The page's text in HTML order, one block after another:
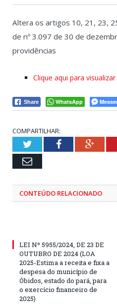
Altera os artigos 10, 21, 23,
de nº 3.097 de 30 de
providências
Clique aqui para visualizar
Share WhatsApp
COMPARTILHAR:
TwitterFacebook
Email
CONTEÚDO RELACIONADO
LEI Nº 5955/2024, DE 23 DE
OUTUBRO DE 2024 (LOA
2025-Estima a receita e fixa a
despesa do município de
Óbidos, estado do pará, para
o exercício financeiro de
2025)